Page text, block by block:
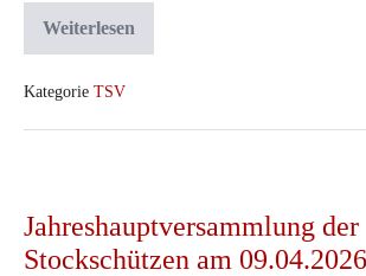
WeiterlesenJahreshauptversammlung
des
am
–
Vereinsjahr
Kategorie TSV
Stockschützen
am
Jahreshauptversammlung der
Stockschützen am 09.04.2026